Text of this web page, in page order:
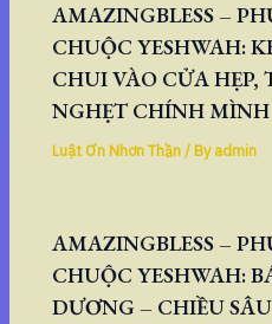
AMAZINGBLESS –
CHUỘC YESHWAH:
CHUI VÀO CỬA HẸP,
NGHẸT CHÍNH MÌNH
Luật Ơn Nhơn Thần/ Byadmin
AMAZINGBLESS –
CHUỘC YESHWAH:
DƯƠNG – CHIỀU